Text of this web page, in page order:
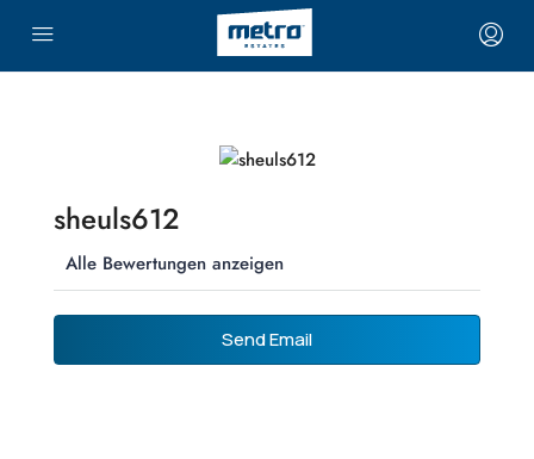
sheuls612
Alle Bewertungen anzeigen
Send Email